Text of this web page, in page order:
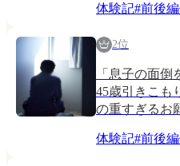
体験記#前後
2位
「息子の面
45歳引きこも
の重すぎるお
体験記#前後